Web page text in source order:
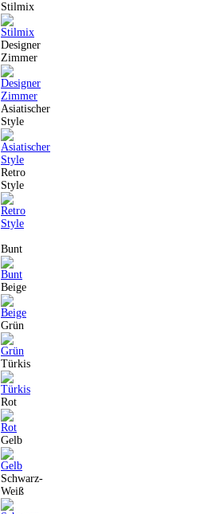
Stilmix
Designer
Zimmer
Asiatischer
Style
Retro
Style
Bunt
Beige
Grün
Türkis
Rot
Gelb
Schwarz-
Weiß